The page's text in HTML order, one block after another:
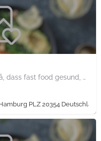
mit reichhaltigen bowls beweist rå, dass fast food gesund, nachhaltig und hundertprozentig vegan sein kann.…
PLZ 20354 Deutschland